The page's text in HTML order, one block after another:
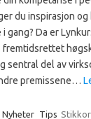
du inspirasjon
gang? Da er
fremtidsrettet
sentral del av
premissene…
Nyheter Tips